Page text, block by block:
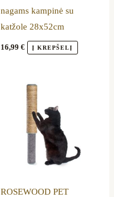
nagams kampinė su
katžole 28x52cm
16,99 € Į KREPŠELĮ
ROSEWOOD PET